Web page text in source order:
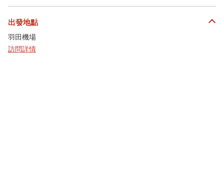
出發地點
羽田機場
訪問詳情